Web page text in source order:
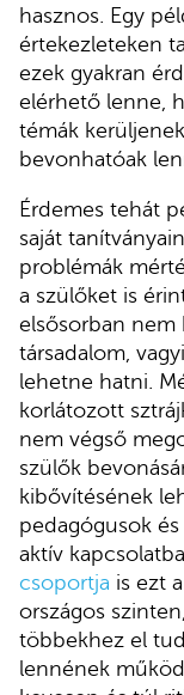
hasznos. Egy
értekezleteken
ezek gyakran
elérhető lenne,
témák
bevonhatóak
Érdemes tehát
saját
problémák
a szülőket is
elsősorban nem
társadalom,
lehetne hatni.
korlátozott
nem végső
szülők
kibővítésének
pedagógusok
aktív
csoportja is ezt
országos
többekhez el
lennének